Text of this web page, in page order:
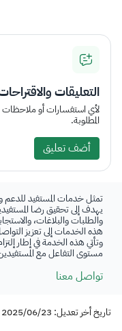
التعليقات
لأي استفسارات أو ملاحظات
المطلوبة.
أضف تعليق
تمثل خدمات المستفيد للدعم
يهدف إلى تحقيق رضا
والطلبات والبلاغات،
هذه الخدمات إلى تعزيز
وتأتي هذه الخدمة في إطار
مستوى التفاعل مع
تواصل معنا
تاريخ أخر تعديل: 2025/06/23 5:12 م